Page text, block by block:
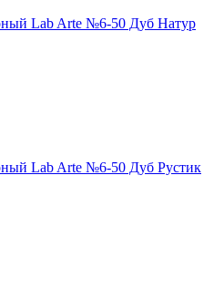
Lab Arte №6-50 Дуб Натур
Lab Arte №6-50 Дуб Рустик